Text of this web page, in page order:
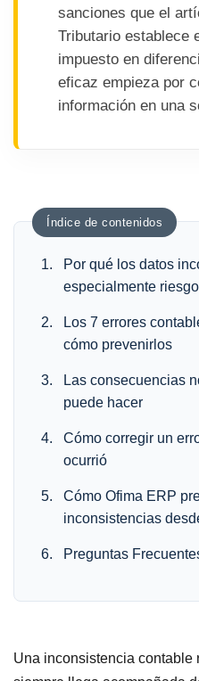
sanciones que el
Tributario establece
impuesto en
eficaz empieza por
información en una
Índice de contenidos
Por qué los datos
especialmente
Los 7 errores
cómo prevenirlos
Las consecuencias
puede hacer
Cómo corregir un
ocurrió
Cómo Ofima ERP
inconsistencias
Preguntas
Una inconsistencia contable